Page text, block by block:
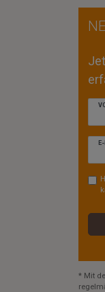
* Mit